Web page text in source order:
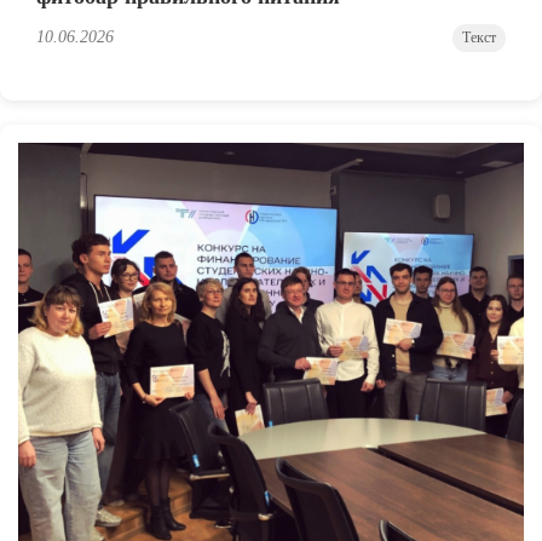
10.06.2026 Текст